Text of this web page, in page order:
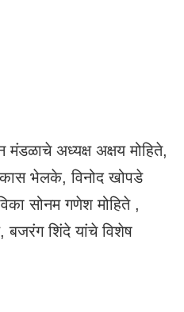
मंडळाचे अध्यक्ष अक्षय मोहिते,
भेलके, विनोद खोपडे
सोनम गणेश मोहिते ,
बजरंग शिंदे यांचे विशेष